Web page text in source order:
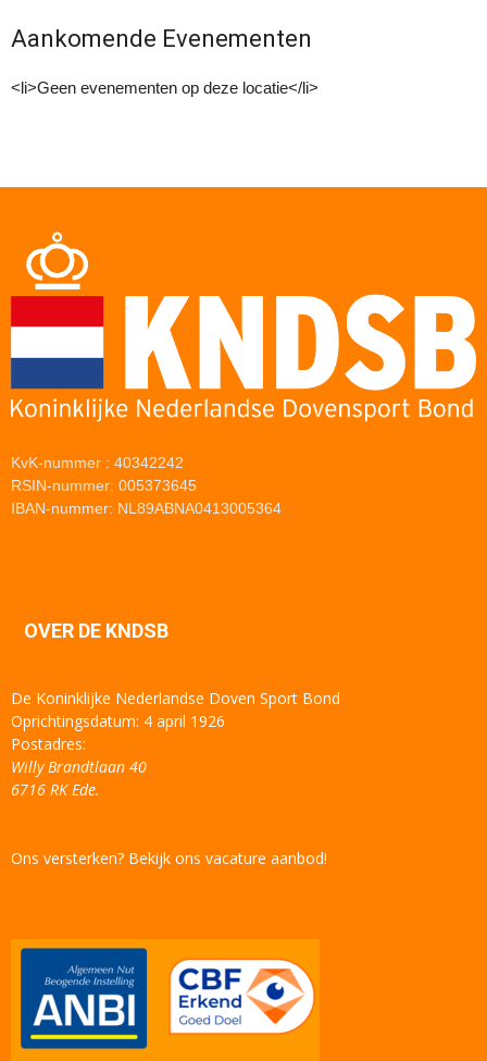
Aankomende Evenementen
<li>Geen evenementen op deze locatie</li>
KvK-nummer : 40342242
RSIN-nummer: 005373645
IBAN-nummer: NL89ABNA0413005364
OVER DE KNDSB
De Koninklijke Nederlandse Doven Sport Bond
Oprichtingsdatum: 4 april 1926
Postadres:
Willy Brandtlaan 40
6716 RK Ede.
Ons versterken? Bekijk ons vacature aanbod!